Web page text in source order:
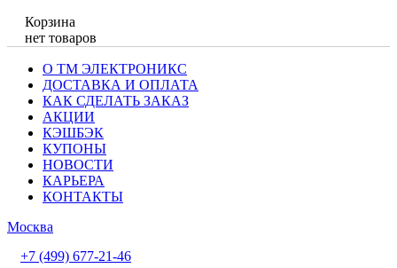
Корзина
нет товаров
О ТМ ЭЛЕКТРОНИКС
ДОСТАВКА И ОПЛАТА
КАК СДЕЛАТЬ ЗАКАЗ
АКЦИИ
КЭШБЭК
КУПОНЫ
НОВОСТИ
КАРЬЕРА
КОНТАКТЫ
Москва
+7 (499) 677-21-46